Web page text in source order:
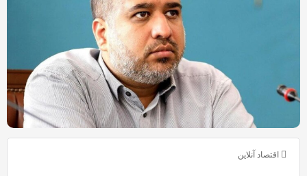
می‌توانید
با
دوستان
به
اشتراکاقتصاد آنلاین